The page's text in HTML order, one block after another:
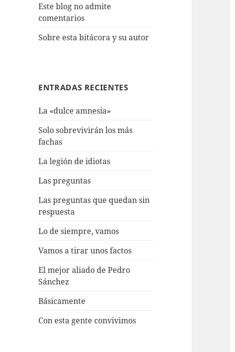
Este blog no admite
comentarios
Sobre esta bitácora y su autor
ENTRADAS RECIENTES
La «dulce amnesia»
Solo sobrevivirán los más
fachas
La legión de idiotas
Las preguntas
Las preguntas que quedan sin
respuesta
Lo de siempre, vamos
Vamos a tirar unos factos
El mejor aliado de Pedro
Sánchez
Básicamente
Con esta gente convivimos